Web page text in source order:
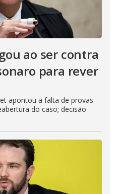
ao ser contra
para rever
apontou a falta de provas
do caso; decisão